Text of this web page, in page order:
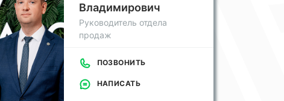
Владимирович
Руководитель отдела
продаж
ПОЗВОНИТЬ
НАПИСАТЬ